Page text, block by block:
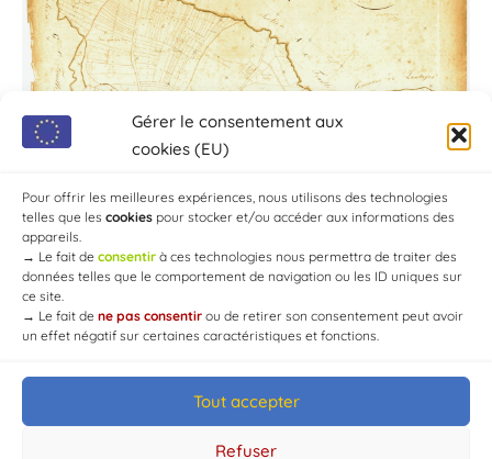
Gérer le consentement aux
cookies (EU)
Pour offrir les meilleures expériences, nous utilisons des technologies
telles que les cookies pour stocker et/ou accéder aux informations des
appareils.
→ Le fait de consentir à ces technologies nous permettra de traiter des
données telles que le comportement de navigation ou les ID uniques sur
ce site.
→ Le fait de ne pas consentir ou de retirer son consentement peut avoir
un effet négatif sur certaines caractéristiques et fonctions.
Tout accepter
Refuser
© Mairie de Chaource [2004-2024] | Tous droits réservés.
Developed byWEB3-DESIGN